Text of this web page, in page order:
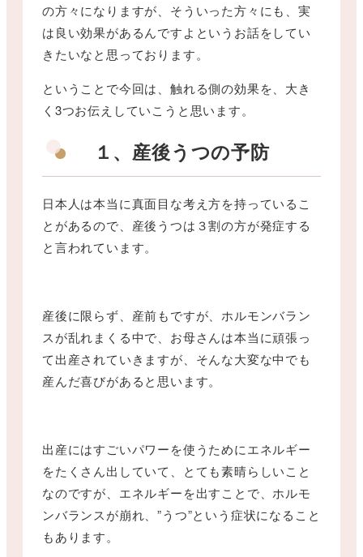
の方々になりますが、そういった方々にも、実
は良い効果があるんですよというお話をしてい
きたいなと思っております。
ということで今回は、触れる側の効果を、大き
く3つお伝えしていこうと思います。
１、 産後うつの予防
日本人は本当に真面目な考え方を持っているこ
とがあるので、産後うつは３割の方が発症する
と言われています。
産後に限らず、産前もですが、ホルモンバラン
スが乱れまくる中で、お母さんは本当に頑張っ
て出産されていきますが、そんな大変な中でも
産んだ喜びがあると思います。
出産にはすごいパワーを使うためにエネルギー
をたくさん出していて、とても素晴らしいこと
なのですが、エネルギーを出すことで、ホルモ
ンバランスが崩れ、”うつ”という症状になること
もあります。